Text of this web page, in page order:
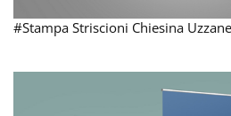
#Stampa Striscioni Chiesina